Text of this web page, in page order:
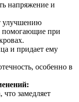
напряжение и
улучшению
помогающие при
и придает ему
особенно в
замедляет